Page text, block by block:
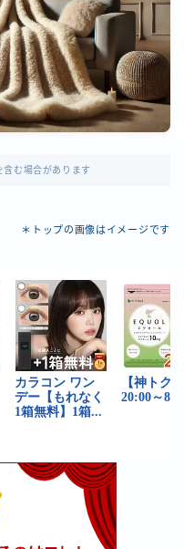
含む場合があります
＊トップの画像はイメージです